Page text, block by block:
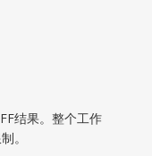
结果。整个工作
。